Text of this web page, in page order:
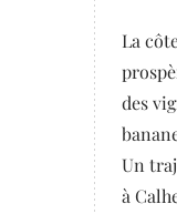
La
des
Un
à